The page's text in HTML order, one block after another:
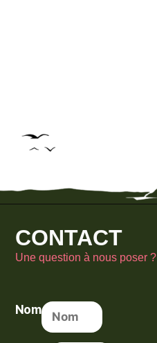
CONTACT
Une question à nous poser ?
Nom